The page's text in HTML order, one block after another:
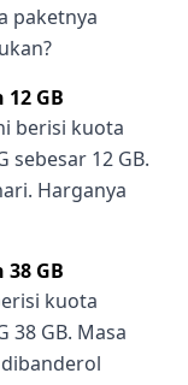
paketnya
GB
berisi kuota
12 GB.
Harganya
GB
kuota
38 GB. Masa